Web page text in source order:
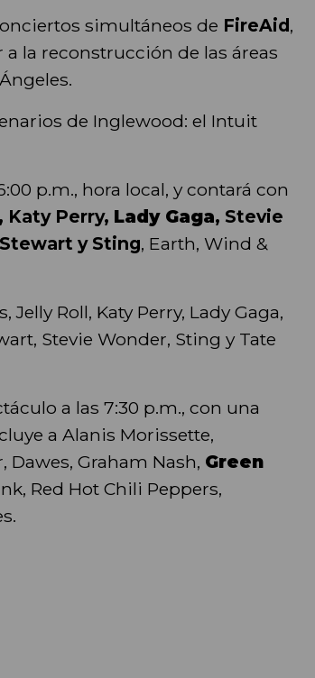
simultáneos de FireAid,
la reconstrucción de las áreas
de Inglewood: el Intuit
p.m., hora local, y contará con
Katy Perry, Lady Gaga, Stevie
y Sting, Earth, Wind &
Roll, Katy Perry, Lady Gaga,
Stevie Wonder, Sting y Tate
a las 7:30 p.m., con una
a Alanis Morissette,
Dawes, Graham Nash, Green
Red Hot Chili Peppers,